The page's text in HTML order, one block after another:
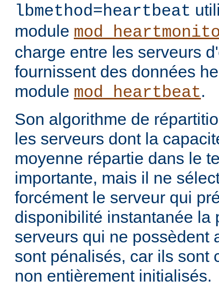
lbmethod=heartbeat
module
charge entre les serveurs
fournissent des données
module mod_heartbeat.
Son algorithme de
les serveurs dont la
moyenne répartie dans le
importante, mais il ne
forcément le serveur qui
disponibilité instantanée la
serveurs qui ne possèdent
sont pénalisés, car ils sont
non entièrement initialisés.